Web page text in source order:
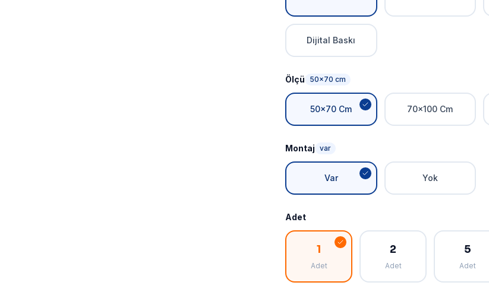
Dijital Baskı
Ölçü 50x70 cm
50x70 Cm 70x100 Cm
Montaj var
Var Yok
Adet
1
Adet
2
Adet
5
Adet